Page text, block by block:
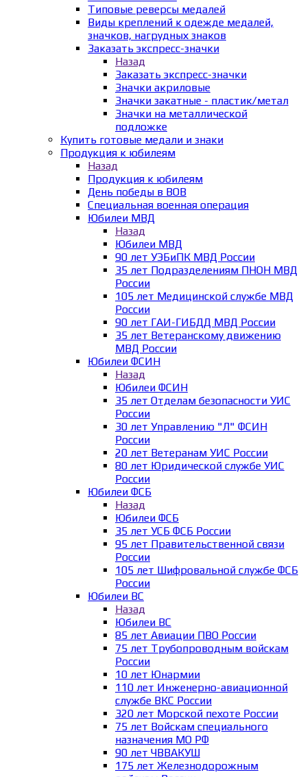
Типовые реверсы медалей
Виды креплений к одежде медалей,
значков, нагрудных знаков
Заказать экспресс-значки
Назад
Заказать экспресс-значки
Значки акриловые
Значки закатные - пластик/метал
Значки на металлической
подложке
Купить готовые медали и знаки
Продукция к юбилеям
Назад
Продукция к юбилеям
День победы в ВОВ
Специальная военная операция
Юбилеи МВД
Назад
Юбилеи МВД
90 лет УЭБиПК МВД России
35 лет Подразделениям ПНОН МВД
России
105 лет Медицинской службе МВД
России
90 лет ГАИ-ГИБДД МВД России
35 лет Ветеранскому движению
МВД России
Юбилеи ФСИН
Назад
Юбилеи ФСИН
35 лет Отделам безопасности УИС
России
30 лет Управлению "Л" ФСИН
России
20 лет Ветеранам УИС России
80 лет Юридической службе УИС
России
Юбилеи ФСБ
Назад
Юбилеи ФСБ
35 лет УСБ ФСБ России
95 лет Правительственной связи
России
105 лет Шифровальной службе ФСБ
России
Юбилеи ВС
Назад
Юбилеи ВС
85 лет Авиации ПВО России
75 лет Трубопроводным войскам
России
10 лет Юнармии
110 лет Инженерно-авиационной
службе ВКС России
320 лет Морской пехоте России
75 лет Войскам специального
назначения МО РФ
90 лет ЧВВАКУШ
175 лет Железнодорожным